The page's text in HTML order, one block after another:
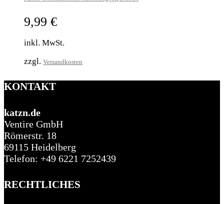
9,99 €
inkl. MwSt.
zzgl. Versandkosten
KONTAKT
katzn.de
Ventire GmbH
Römerstr. 18
69115 Heidelberg
Telefon: +49 6221 7252439
RECHTLICHES